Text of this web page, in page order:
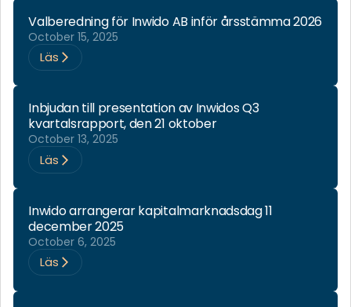
Valberedning för Inwido AB inför årsstämma 2026
October 15, 2025
Läs
Inbjudan till presentation av Inwidos Q3
kvartalsrapport, den 21 oktober
October 13, 2025
Läs
Inwido arrangerar kapitalmarknadsdag 11
december 2025
October 6, 2025
Läs